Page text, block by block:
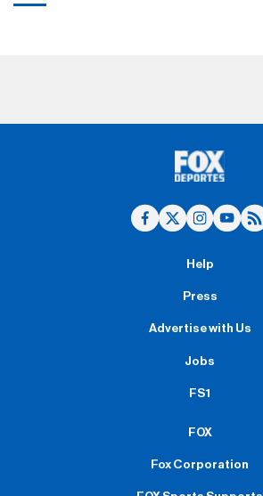
Help
Press
Advertise with Us
Jobs
FS1
FOX
Fox Corporation